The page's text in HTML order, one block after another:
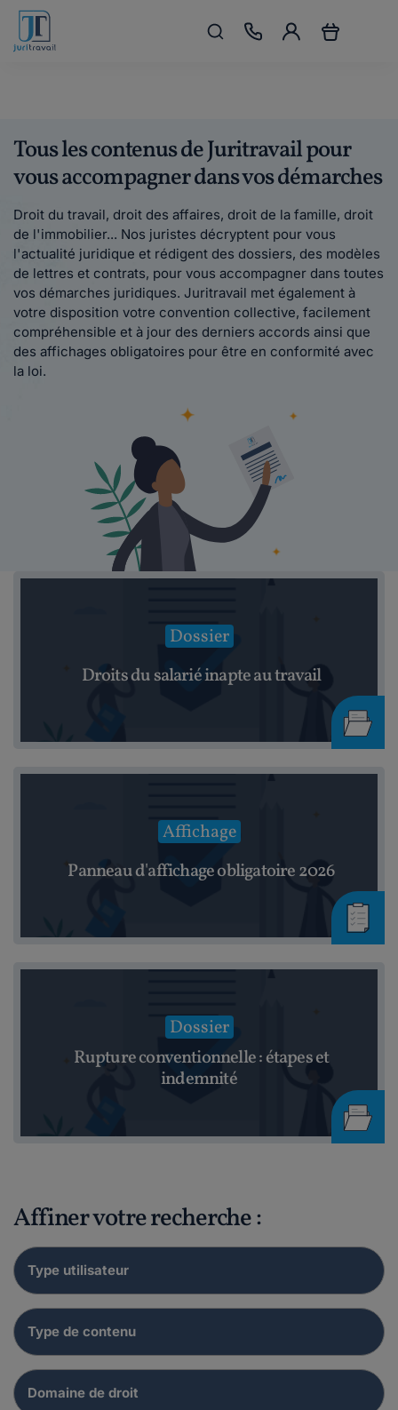
Tous les contenus de Juritravail pour
vous accompagner dans vos démarches
Droit du travail, droit des affaires, droit de la famille, droit
de l'immobilier... Nos juristes décryptent pour vous
l'actualité juridique et rédigent des dossiers, des modèles
de lettres et contrats, pour vous accompagner dans toutes
vos démarches juridiques. Juritravail met également à
votre disposition votre convention collective, facilement
compréhensible et à jour des derniers accords ainsi que
des affichages obligatoires pour être en conformité avec
la loi.
Dossier
Droits du salarié inapte au travail
Affichage
Panneau d'affichage obligatoire 2026
Dossier
Rupture conventionnelle : étapes et
indemnité
Affiner votre recherche :